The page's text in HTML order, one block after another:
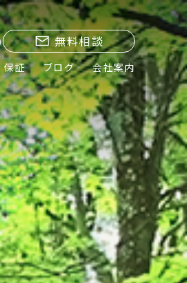
無料相談
保証 ブログ 会社案内